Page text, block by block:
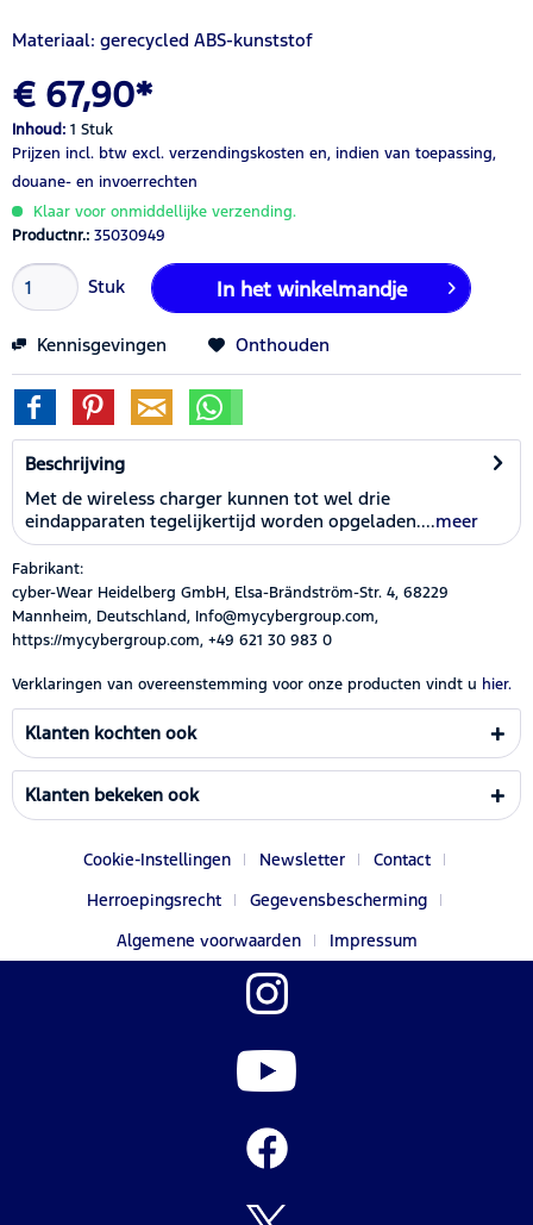
Materiaal: gerecycled ABS-kunststof
€ 67,90*
Inhoud: 1 Stuk
Prijzen incl. btw excl. verzendingskosten en, indien van toepassing,
douane- en invoerrechten
Klaar voor onmiddellijke verzending.
Productnr.: 35030949
Stuk In het winkelmandje
Kennisgevingen Onthouden
Beschrijving
Met de wireless charger kunnen tot wel drie
eindapparaten tegelijkertijd worden opgeladen....meer
Fabrikant:
cyber-Wear Heidelberg GmbH, Elsa-Brändström-Str. 4, 68229
Mannheim, Deutschland, Info@mycybergroup.com,
https://mycybergroup.com, +49 621 30 983 0
Verklaringen van overeenstemming voor onze producten vindt u hier.
Klanten kochten ook
Klanten bekeken ook
Cookie-Instellingen Newsletter
Contact
Herroepingsrecht
Gegevensbescherming
Algemene voorwaarden
Impressum